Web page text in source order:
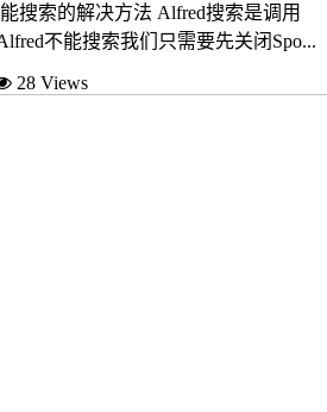
搜索的解决方法 Alfred搜索是调用
不能搜索我们只需要先关闭Spo...
28 Views